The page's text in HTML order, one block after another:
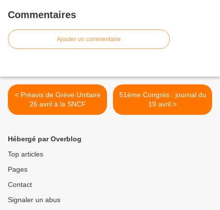
Commentaires
Ajouter un commentaire
< Préavis de Grève Unitaire
26 avril à la SNCF
51ème Congrès : journal du
19 avril >
Hébergé par Overblog
Top articles
Pages
Contact
Signaler un abus